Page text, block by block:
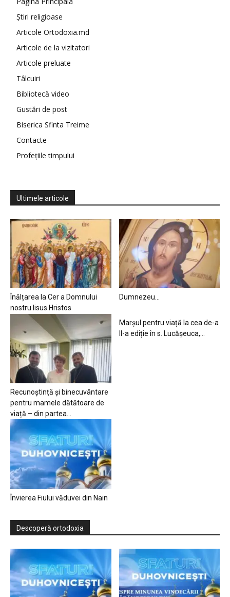
Știri religioase
Articole Ortodoxia.md
Articole de la vizitatori
Articole preluate
Tâlcuiri
Bibliotecă video
Gustări de post
Biserica Sfinta Treime
Contacte
Profețiile timpului
Ultimele articole
Înălțarea la Cer a Domnului
nostru Iisus Hristos
Dumnezeu…
Recunoștință și binecuvântare
pentru mamele dătătoare de
viață – din partea...
Marșul pentru viață la cea de-a
II-a ediție în s. Lucășeuca,...
Învierea Fiului văduvei din Nain
Descoperă ortodoxia